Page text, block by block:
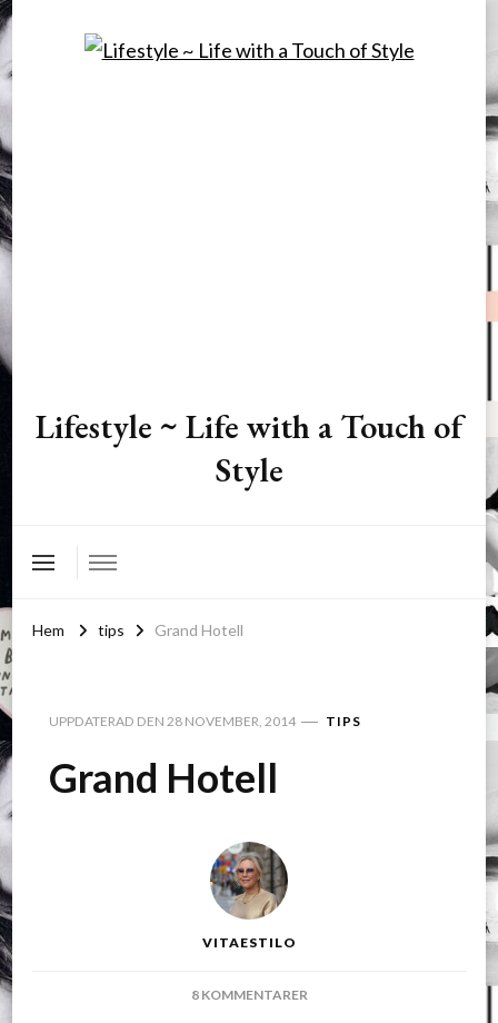
Lifestyle ~ Life with a Touch of
Style
Hem tips Grand Hotell
UPPDATERAD DEN 28 NOVEMBER, 2014 TIPS
Grand Hotell
VITAESTILO
8 KOMMENTARERTILL